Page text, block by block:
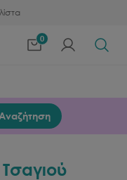
0
Αναζήτηση